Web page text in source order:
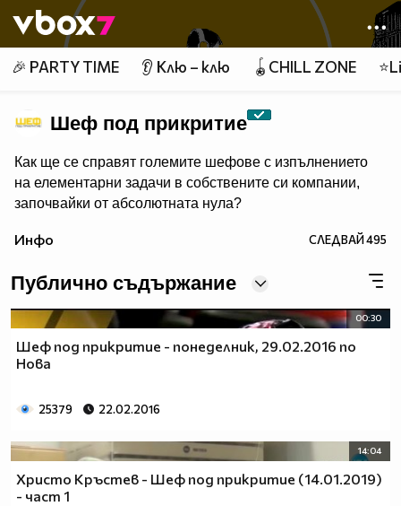
👾
🎉 PARTY TIME 👂 Клю – клю 🪀CHILL ZONE
Шеф под прикритие
Как ще се справят големите шефове с изпълнението
на елементарни задачи в собствените си компании,
започвайки от абсолютната нула?
Инфо СЛЕДВАЙ495
Публично съдържание
00:30
Шеф под прикритие - понеделник, 29.02.2016 по
Нова
25379 22.02.2016
14:04
Христо Кръстев - Шеф под прикритие (14.01.2019)
- част 1